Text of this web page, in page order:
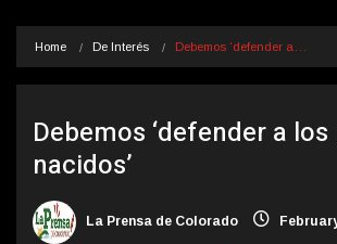
Home De Interés Debemos ‘defender a…
Debemos ‘defender a los
nacidos’
La Prensa de Colorado